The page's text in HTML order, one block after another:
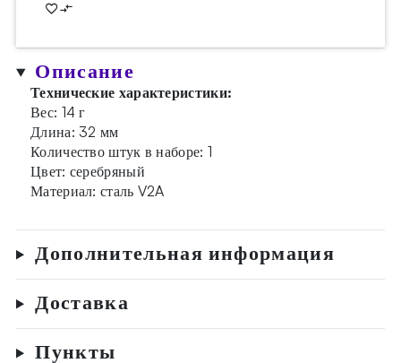
Описание
Технические характеристики:
Вес: 14 г
Длина: 32 мм
Количество штук в наборе: 1
Цвет: серебряный
Материал: сталь V2A
Дополнительная информация
Доставка
Пункты